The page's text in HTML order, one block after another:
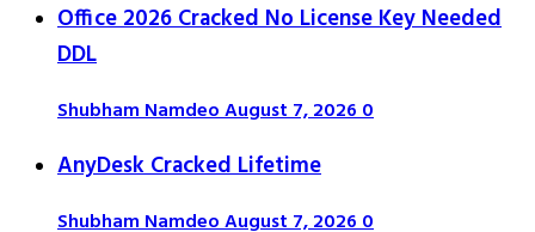
Office 2026 Cracked No License Key Needed
DDL
Shubham NamdeoAugust 7, 20260
AnyDesk Cracked Lifetime
Shubham NamdeoAugust 7, 20260